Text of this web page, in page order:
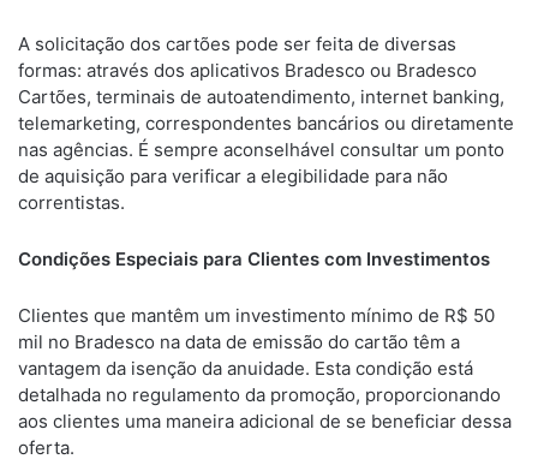
A solicitação dos cartões pode ser feita de diversas
formas: através dos aplicativos Bradesco ou Bradesco
Cartões, terminais de autoatendimento, internet banking,
telemarketing, correspondentes bancários ou diretamente
nas agências. É sempre aconselhável consultar um ponto
de aquisição para verificar a elegibilidade para não
correntistas.
Condições Especiais para Clientes com Investimentos
Clientes que mantêm um investimento mínimo de R$ 50
mil no Bradesco na data de emissão do cartão têm a
vantagem da isenção da anuidade. Esta condição está
detalhada no regulamento da promoção, proporcionando
aos clientes uma maneira adicional de se beneficiar dessa
oferta.